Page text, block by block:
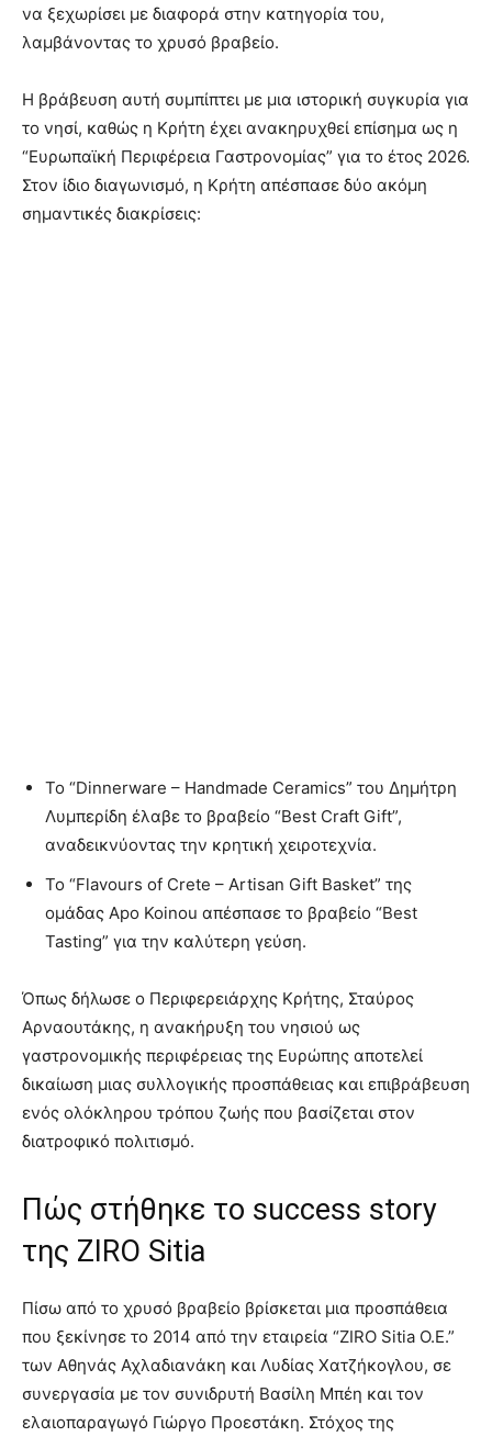
να ξεχωρίσει με διαφορά στην κατηγορία του,
λαμβάνοντας το χρυσό βραβείο.
Η βράβευση αυτή συμπίπτει με μια ιστορική συγκυρία για
το νησί, καθώς η Κρήτη έχει ανακηρυχθεί επίσημα ως η
“Ευρωπαϊκή Περιφέρεια Γαστρονομίας” για το έτος 2026.
Στον ίδιο διαγωνισμό, η Κρήτη απέσπασε δύο ακόμη
σημαντικές διακρίσεις:
Το “Dinnerware – Handmade Ceramics” του Δημήτρη
Λυμπερίδη έλαβε το βραβείο “Best Craft Gift”,
αναδεικνύοντας την κρητική χειροτεχνία.
Το “Flavours of Crete – Artisan Gift Basket” της
ομάδας Apo Koinou απέσπασε το βραβείο “Best
Tasting” για την καλύτερη γεύση.
Όπως δήλωσε ο Περιφερειάρχης Κρήτης, Σταύρος
Αρναουτάκης, η ανακήρυξη του νησιού ως
γαστρονομικής περιφέρειας της Ευρώπης αποτελεί
δικαίωση μιας συλλογικής προσπάθειας και επιβράβευση
ενός ολόκληρου τρόπου ζωής που βασίζεται στον
διατροφικό πολιτισμό.
Πώς στήθηκε το success story
της ZIRO Sitia
Πίσω από το χρυσό βραβείο βρίσκεται μια προσπάθεια
που ξεκίνησε το 2014 από την εταιρεία “ZIRO Sitia Ο.Ε.”
των Αθηνάς Αχλαδιανάκη και Λυδίας Χατζήκογλου, σε
συνεργασία με τον συνιδρυτή Βασίλη Μπέη και τον
ελαιοπαραγωγό Γιώργο Προεστάκη. Στόχος της